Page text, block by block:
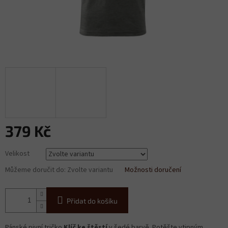
379 Kč
cena:
Velikost
Můžeme doručit do: Zvolte variantu Možnosti doručení
Přidat do košíku